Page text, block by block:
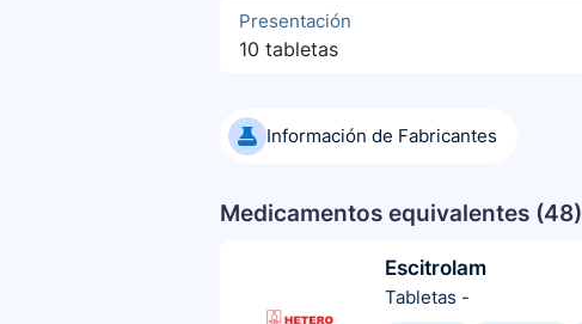
Presentación
10 tabletas
Información de Fabricantes
Medicamentos equivalentes (48)
Escitrolam
Tabletas -